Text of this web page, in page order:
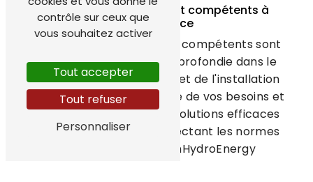
Des plombiers experts et compétents à
votre service
Nos plombiers certifiés et compétents sont
dotés d'une expertise approfondie dans le
domaine de la plomberie et de l'installation
sanitaire. Ils sont à l'écoute de vos besoins et
sauront vous fournir des solutions efficaces
et durables, tout en respectant les normes
en vigueur. Chez TechHydroEnergy
contrôle sur ceux que
vous souhaitez activer
Tout accepter
Tout refuser
Personnaliser